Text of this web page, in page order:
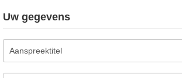
Uw gegevens